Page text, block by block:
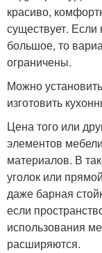
красиво,
существует.
большое, то
ограничены.
Можно
изготовить
Цена того или
элементов
материалов. В
уголок или
даже барная
если
использования
расширяются.